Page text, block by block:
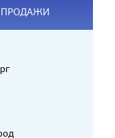
ПРОДАЖИ